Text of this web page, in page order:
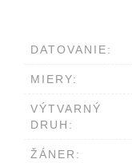
DATOVANIE:
MIERY:
VÝTVARNÝ
DRUH:
ŽÁNER: